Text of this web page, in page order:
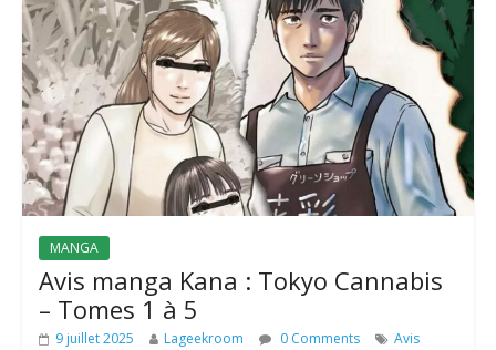
MANGA
Avis manga Kana : Tokyo Cannabis
– Tomes 1 à 5
9 juillet 2025 Lageekroom 0 Comments
Avis